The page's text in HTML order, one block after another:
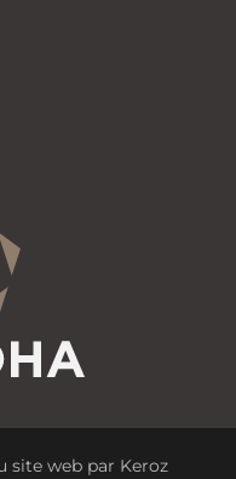
site web par Keroz